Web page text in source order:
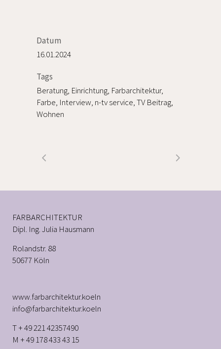
Datum
16.01.2024
Tags
Beratung, Einrichtung, Farbarchitektur,
Farbe, Interview, n-tv service, TV Beitrag,
Wohnen
FARBARCHITEKTUR
Dipl. Ing. Julia Hausmann
Rolandstr. 88
50677 Köln
www.farbarchitektur.koeln
info@farbarchitektur.koeln
T + 49 221 42357490
M + 49 178 433 43 15